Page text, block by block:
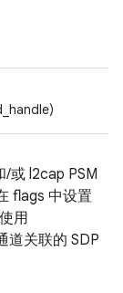
或 l2cap PSM
flags 中设置
用
关联的 SDP